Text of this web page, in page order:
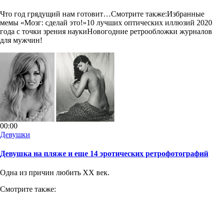
Что год грядущий нам готовит…Смотрите также:Избранные
мемы «Мозг: сделай это!»10 лучших оптических иллюзий 2020
года с точки зрения наукиНовогодние ретрообложки журналов
для мужчин!
00:00
Девушки
Девушка на пляже и еще 14 эротических ретрофотографий
Одна из причин любить XX век.
Смотрите также: